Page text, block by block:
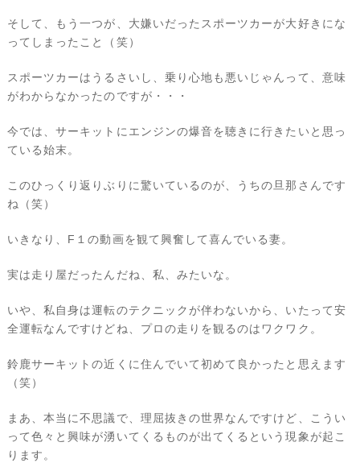
そして、もう一つが、大嫌いだったスポーツカーが大好きにな
ってしまったこと（笑）
スポーツカーはうるさいし、乗り心地も悪いじゃんって、意味
がわからなかったのですが・・・
今では、サーキットにエンジンの爆音を聴きに行きたいと思っ
ている始末。
このひっくり返りぶりに驚いているのが、うちの旦那さんです
ね（笑）
いきなり、F１の動画を観て興奮して喜んでいる妻。
実は走り屋だったんだね、私、みたいな。
いや、私自身は運転のテクニックが伴わないから、いたって安
全運転なんですけどね、プロの走りを観るのはワクワク。
鈴鹿サーキットの近くに住んでいて初めて良かったと思えます
（笑）
まあ、本当に不思議で、理屈抜きの世界なんですけど、こうい
って色々と興味が湧いてくるものが出てくるという現象が起こ
ります。